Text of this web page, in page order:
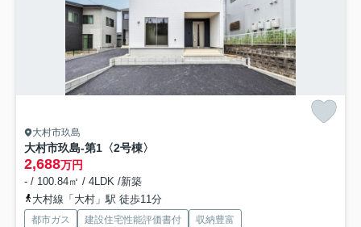
大村市玖島
大村市玖島-第1 〈2号棟〉
2,688万円
- / 100.84㎡ / 4LDK /新築
大村線「大村」駅 徒歩11分
都市ガス 建設住宅性能評価書付
収納豊富